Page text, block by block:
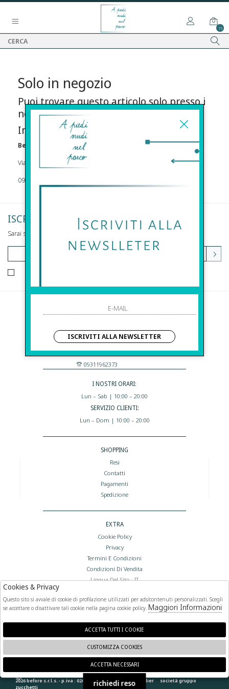
15
Solo in negozio
Puoi trovare questo articolo solo presso i
nostri punti vendita:
Info contatti
Before s.r.l.s.
Via Della Maestranza , 23 96100 Siracusa
09311962373
ISCRIVITI ALLA NEWSLETTER
Sarai sempre aggiornato su offerte e promozioni.
Before S.r.l.s.
Via Della Maestranza , 23
96100 Siracusa - Italia
Eshop@apiedinudinelparcoboutique.com
09311962373
I NOSTRI ORARI:
Lun – Sab | 10:00 – 20:00
SERVIZIO CLIENTI:
Lun – Dom | 10:00 – 20:00
SHOPPING
Resi
Contatti
Pagamenti
Spedizione
EXTRA
Cookie Policy
Privacy
Termini E Condizioni
Condizioni Di Vendita
Lingua Del Sito : IT
FOLLOW US
2026 before s.r.l.s. - p.iva : 02066400892 powered by atelier società gruppo
zucchetti
🍪
ISCRIVITI ALLA NEWSLETTER
richiedi reso
Cookies & Privacy
Questo sito si avvale di cookie di profilazione utilizzati per ads/contenuti personalizzati. Scegli
se accettare o disattivare tali cookie nella pagina cookie policy. Maggiori Informazioni
ACCETTA TUTTI I COOKIE
CUSTOMIZZA COOKIES
ACCETTA NECESSARI